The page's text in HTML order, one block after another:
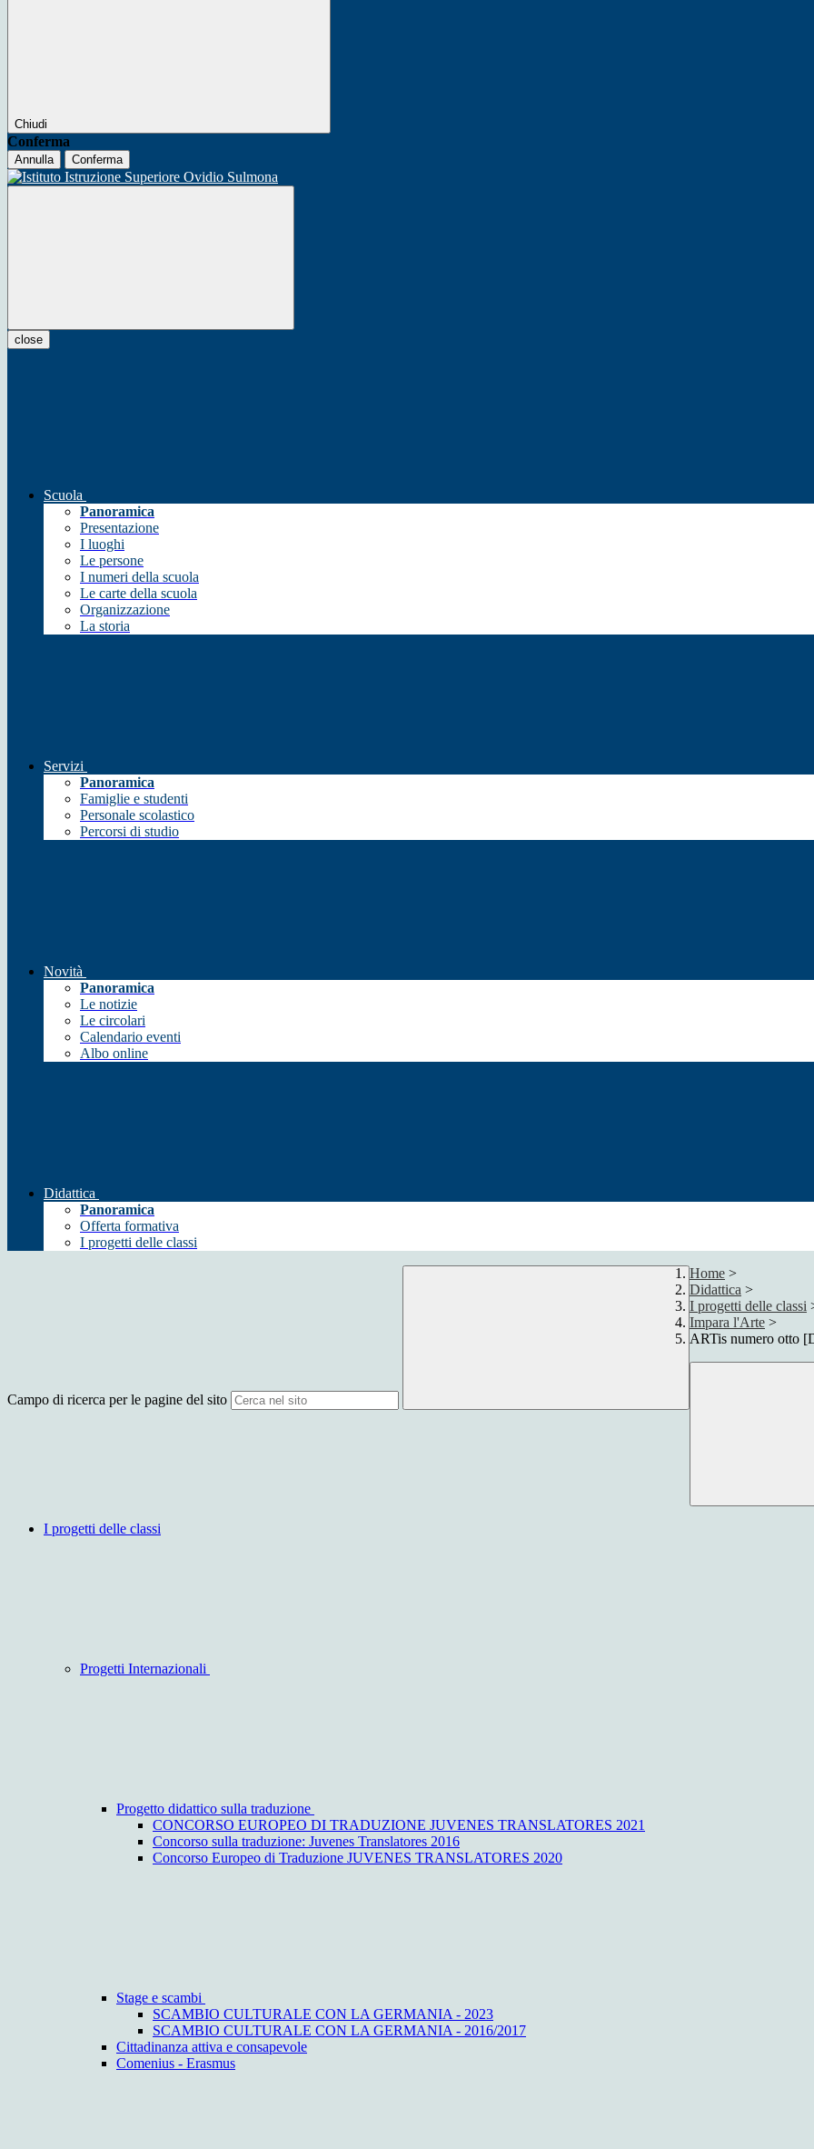
Chiudi
Conferma
Annulla Conferma
close
Scuola
Panoramica
Presentazione
I luoghi
Le persone
I numeri della scuola
Le carte della scuola
Organizzazione
La storia
Servizi
Panoramica
Famiglie e studenti
Personale scolastico
Percorsi di studio
Novità
Panoramica
Le notizie
Le circolari
Calendario eventi
Albo online
Didattica
Panoramica
Offerta formativa
I progetti delle classi
Campo di ricerca per le pagine del sito
Home >
Didattica >
I progetti delle classi
Impara l'Arte >
ARTis numero otto
I progetti delle classi
Progetti Internazionali
Progetto didattico sulla traduzione
CONCORSO EUROPEO DI TRADUZIONE JUVENES TRANSLATORES 2021
Concorso sulla traduzione: Juvenes Translatores 2016
Concorso Europeo di Traduzione JUVENES TRANSLATORES 2020
Stage e scambi
SCAMBIO CULTURALE CON LA GERMANIA - 2023
SCAMBIO CULTURALE CON LA GERMANIA - 2016/2017
Cittadinanza attiva e consapevole
Comenius - Erasmus